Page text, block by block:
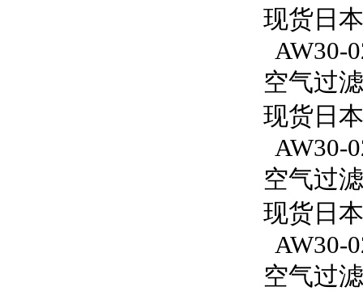
现货日
AW30-
空气过
现货日
AW30-
空气过
现货日
AW30-
空气过